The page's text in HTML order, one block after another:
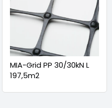
MIA-Grid PP 30/30kN L
197,5m2